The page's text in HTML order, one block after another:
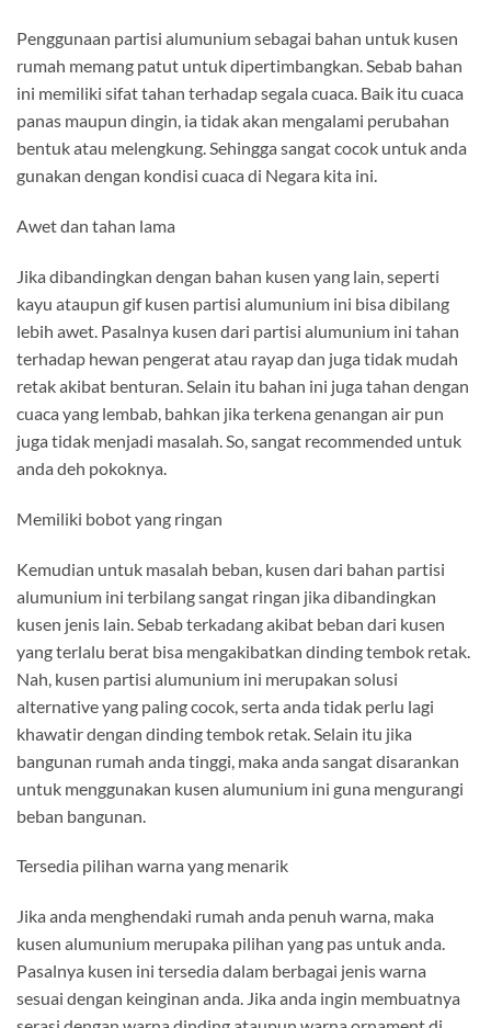
Penggunaan partisi alumunium sebagai bahan untuk kusen
rumah memang patut untuk dipertimbangkan. Sebab bahan
ini memiliki sifat tahan terhadap segala cuaca. Baik itu cuaca
panas maupun dingin, ia tidak akan mengalami perubahan
bentuk atau melengkung. Sehingga sangat cocok untuk anda
gunakan dengan kondisi cuaca di Negara kita ini.
Awet dan tahan lama
Jika dibandingkan dengan bahan kusen yang lain, seperti
kayu ataupun gif kusen partisi alumunium ini bisa dibilang
lebih awet. Pasalnya kusen dari partisi alumunium ini tahan
terhadap hewan pengerat atau rayap dan juga tidak mudah
retak akibat benturan. Selain itu bahan ini juga tahan dengan
cuaca yang lembab, bahkan jika terkena genangan air pun
juga tidak menjadi masalah. So, sangat recommended untuk
anda deh pokoknya.
Memiliki bobot yang ringan
Kemudian untuk masalah beban, kusen dari bahan partisi
alumunium ini terbilang sangat ringan jika dibandingkan
kusen jenis lain. Sebab terkadang akibat beban dari kusen
yang terlalu berat bisa mengakibatkan dinding tembok retak.
Nah, kusen partisi alumunium ini merupakan solusi
alternative yang paling cocok, serta anda tidak perlu lagi
khawatir dengan dinding tembok retak. Selain itu jika
bangunan rumah anda tinggi, maka anda sangat disarankan
untuk menggunakan kusen alumunium ini guna mengurangi
beban bangunan.
Tersedia pilihan warna yang menarik
Jika anda menghendaki rumah anda penuh warna, maka
kusen alumunium merupaka pilihan yang pas untuk anda.
Pasalnya kusen ini tersedia dalam berbagai jenis warna
sesuai dengan keinginan anda. Jika anda ingin membuatnya